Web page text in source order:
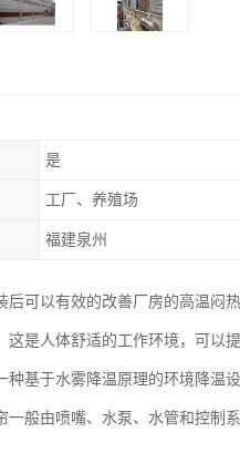
是
工厂、养殖场
福建泉州
后可以有效的改善厂房的高温闷
这是人体舒适的工作环境，可以提
种基于水雾降温原理的环境降温
一般由喷嘴、水泵、水管和控制系